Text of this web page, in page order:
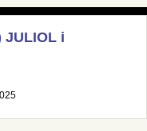
JULIOL i